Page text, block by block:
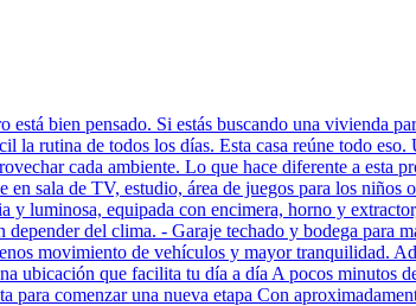
bien pensado. Si estás buscando una vivienda
la rutina de todos los días. Esta casa reúne todo
cada ambiente. Lo que hace diferente a esta
sala de TV, estudio, área de juegos para los niños
luminosa, equipada con encimera, horno y
del clima. - Garaje techado y bodega para
movimiento de vehículos y mayor tranquilidad.
ubicación que facilita tu día a día A pocos minutos
comenzar una nueva etapa Con